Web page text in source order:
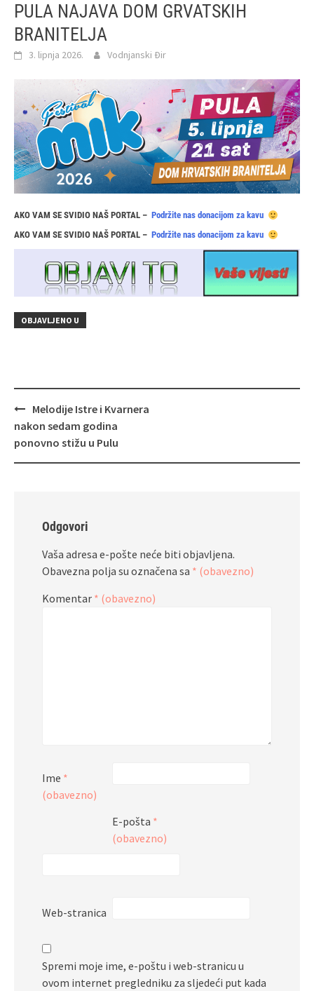
PULA NAJAVA DOM GRVATSKIH
BRANITELJA
3. lipnja 2026. Vodnjanski Đir
AKO VAM SE SVIDIO NAŠ PORTAL – Podržite nas donacijom za kavu
AKO VAM SE SVIDIO NAŠ PORTAL – Podržite nas donacijom za kavu
OBJAVLJENO U
Navigacija
objava
Melodije Istre i Kvarnera
nakon sedam godina
ponovno stižu u Pulu
Odgovori
Vaša adresa e-pošte neće biti objavljena.
Obavezna polja su označena sa * (obavezno)
Komentar * (obavezno)
Ime *
(obavezno)
E-pošta *
(obavezno)
Web-stranica
Spremi moje ime, e-poštu i web-stranicu u
ovom internet pregledniku za sljedeći put kada